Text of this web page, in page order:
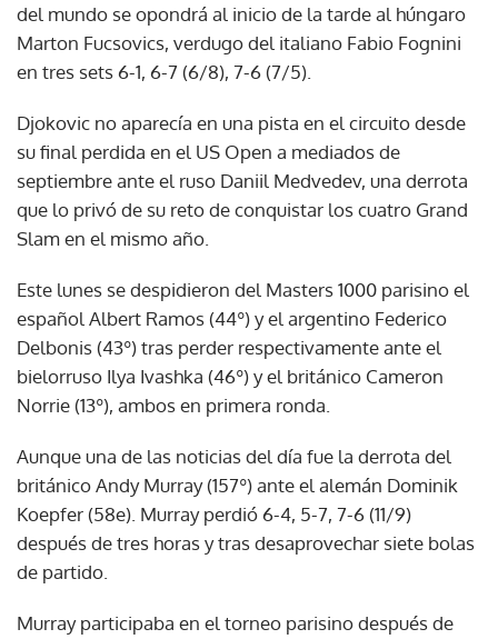
del mundo se opondrá al inicio de la tarde al húngaro
Marton Fucsovics, verdugo del italiano Fabio Fognini
en tres sets 6-1, 6-7 (6/8), 7-6 (7/5).
Djokovic no aparecía en una pista en el circuito desde
su final perdida en el US Open a mediados de
septiembre ante el ruso Daniil Medvedev, una derrota
que lo privó de su reto de conquistar los cuatro Grand
Slam en el mismo año.
Este lunes se despidieron del Masters 1000 parisino el
español Albert Ramos (44º) y el argentino Federico
Delbonis (43º) tras perder respectivamente ante el
bielorruso Ilya Ivashka (46º) y el británico Cameron
Norrie (13º), ambos en primera ronda.
Aunque una de las noticias del día fue la derrota del
británico Andy Murray (157º) ante el alemán Dominik
Koepfer (58e). Murray perdió 6-4, 5-7, 7-6 (11/9)
después de tres horas y tras desaprovechar siete bolas
de partido.
Murray participaba en el torneo parisino después de